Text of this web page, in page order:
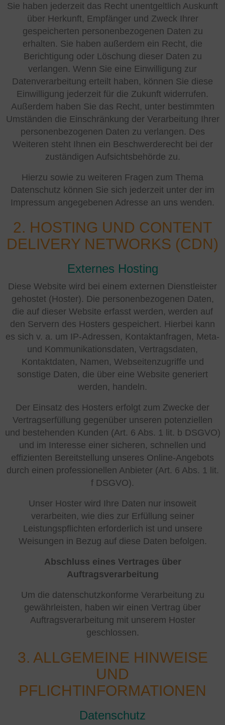
Sie haben jederzeit das Recht unentgeltlich Auskunft
über Herkunft, Empfänger und Zweck Ihrer
gespeicherten personenbezogenen Daten zu
erhalten. Sie haben außerdem ein Recht, die
Berichtigung oder Löschung dieser Daten zu
verlangen. Wenn Sie eine Einwilligung zur
Datenverarbeitung erteilt haben, können Sie diese
Einwilligung jederzeit für die Zukunft widerrufen.
Außerdem haben Sie das Recht, unter bestimmten
Umständen die Einschränkung der Verarbeitung Ihrer
personenbezogenen Daten zu verlangen. Des
Weiteren steht Ihnen ein Beschwerderecht bei der
zuständigen Aufsichtsbehörde zu.
Hierzu sowie zu weiteren Fragen zum Thema
Datenschutz können Sie sich jederzeit unter der im
Impressum angegebenen Adresse an uns wenden.
2. HOSTING UND CONTENT
DELIVERY NETWORKS (CDN)
Externes Hosting
Diese Website wird bei einem externen Dienstleister
gehostet (Hoster). Die personenbezogenen Daten,
die auf dieser Website erfasst werden, werden auf
den Servern des Hosters gespeichert. Hierbei kann
es sich v. a. um IP-Adressen, Kontaktanfragen, Meta-
und Kommunikationsdaten, Vertragsdaten,
Kontaktdaten, Namen, Webseitenzugriffe und
sonstige Daten, die über eine Website generiert
werden, handeln.
Der Einsatz des Hosters erfolgt zum Zwecke der
Vertragserfüllung gegenüber unseren potenziellen
und bestehenden Kunden (Art. 6 Abs. 1 lit. b DSGVO)
und im Interesse einer sicheren, schnellen und
effizienten Bereitstellung unseres Online-Angebots
durch einen professionellen Anbieter (Art. 6 Abs. 1 lit.
f DSGVO).
Unser Hoster wird Ihre Daten nur insoweit
verarbeiten, wie dies zur Erfüllung seiner
Leistungspflichten erforderlich ist und unsere
Weisungen in Bezug auf diese Daten befolgen.
Abschluss eines Vertrages über
Auftragsverarbeitung
Um die datenschutzkonforme Verarbeitung zu
gewährleisten, haben wir einen Vertrag über
Auftragsverarbeitung mit unserem Hoster
geschlossen.
3. ALLGEMEINE HINWEISE
UND
PFLICHTINFORMATIONEN
Datenschutz